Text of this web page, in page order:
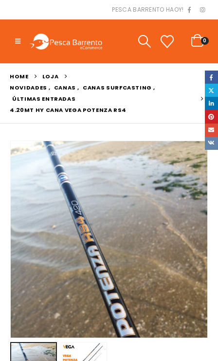
PESCA BARRENTO HAOY!
0
HOME
LOJA
NOVIDADES , CANAS , CANAS SURFCASTING ,
ÚLTIMAS ENTRADAS
4.20MT HY CANA VEGA POTENZA RS4